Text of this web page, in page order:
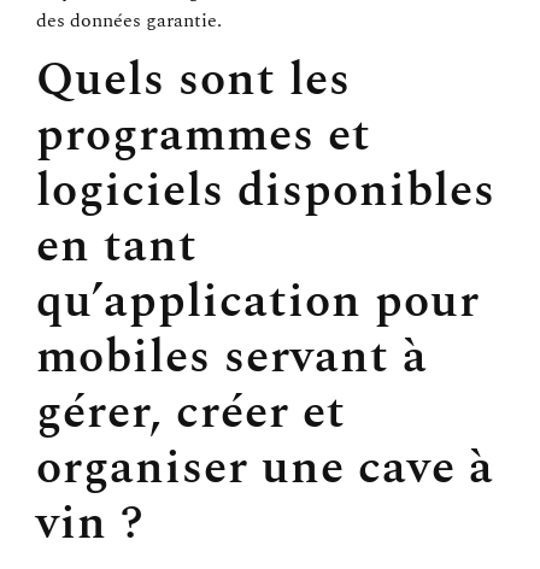
des données garantie.
Quels sont les
programmes et
logiciels disponibles
en tant
qu’application pour
mobiles servant à
gérer, créer et
organiser une cave à
vin ?